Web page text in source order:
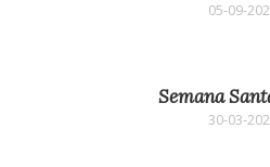
05-09-
Semana
30-03-